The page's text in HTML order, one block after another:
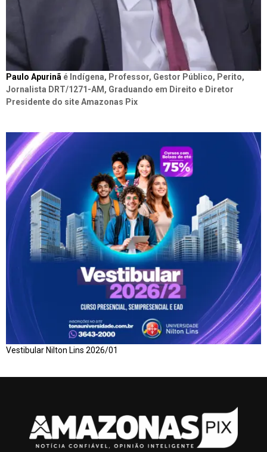
Paulo Apurinã é Indígena, Professor, Gestor Público, Perito,
Jornalista DRT/1271-AM, Graduando em Direito e Diretor
Presidente do site Amazonas Pix
Vestibular Nilton Lins 2026/01